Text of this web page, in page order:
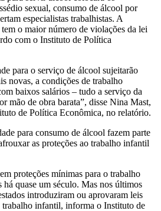
sexual, consumo de álcool por
especialistas trabalhistas. A
o maior número de violações da lei
com o Instituto de Política
para o serviço de álcool sujeitarão
novas, a condições de trabalho
baixos salários – tudo a serviço da
mão de obra barata”, disse Nina Mast,
de Política Econômica, no relatório.
para consumo de álcool fazem parte
as proteções ao trabalho infantil
proteções mínimas para o trabalho
quase um século. Mas nos últimos
introduziram ou aprovaram leis
trabalho infantil, informa o Instituto de